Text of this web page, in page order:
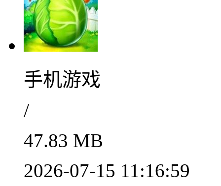
手机游戏
/
47.83 MB
2026-07-15 11:16:59